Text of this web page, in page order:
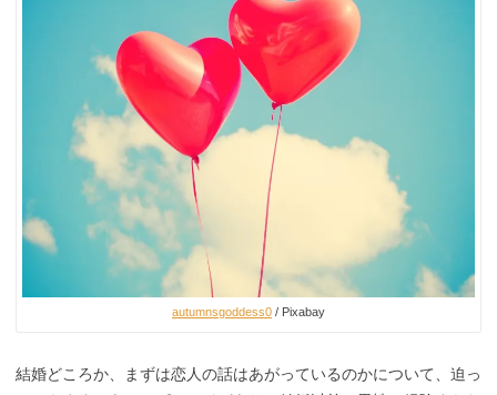
autumnsgoddess0 / Pixabay
結婚どころか、まずは恋人の話はあがっているのかについて、迫っ